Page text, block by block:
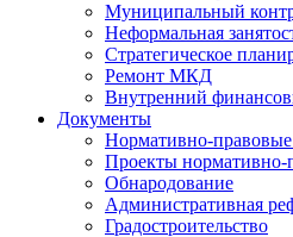
Муниципальный
Неформальная
Стратегическое
Ремонт МКД
Внутренний
Документы
Нормативно-
Проекты нормативно-
Обнародование
Административная
Градостроительство